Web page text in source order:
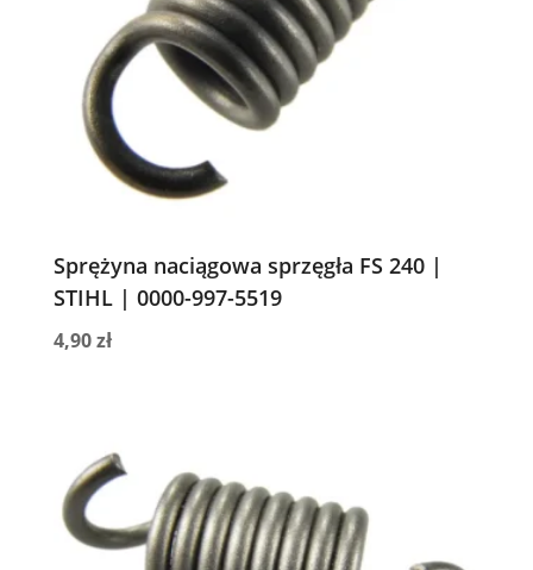
Sprężyna naciągowa sprzęgła FS 240 |
STIHL | 0000-997-5519
4,90zł